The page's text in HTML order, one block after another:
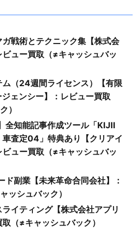
戦術とテクニック集【株式会
ュー買取（≠キャッシュバッ
ム（24週間ライセンス）【有限
ェンシー】：レビュー買取
）
知能記事作成ツール「KIJII
査定04」特典あり【クリアイ
ュー買取（≠キャッシュバッ
副業【未来革命合同会社】：
ッシュバック）
イティング【株式会社アプリ
（≠キャッシュバック）